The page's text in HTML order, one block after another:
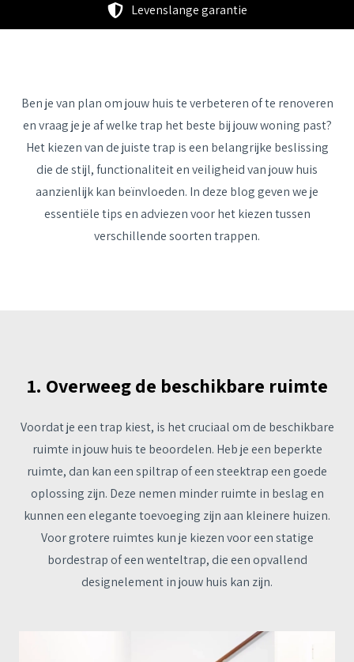
Levenslange garantie
Ben je van plan om jouw huis te verbeteren of te renoveren
en vraag je je af welke trap het beste bij jouw woning past?
Het kiezen van de juiste trap is een belangrijke beslissing
die de stijl, functionaliteit en veiligheid van jouw huis
aanzienlijk kan beïnvloeden. In deze blog geven we je
essentiële tips en adviezen voor het kiezen tussen
verschillende soorten trappen.
1. Overweeg de beschikbare ruimte
Voordat je een trap kiest, is het cruciaal om de beschikbare
ruimte in jouw huis te beoordelen. Heb je een beperkte
ruimte, dan kan een spiltrap of een steektrap een goede
oplossing zijn. Deze nemen minder ruimte in beslag en
kunnen een elegante toevoeging zijn aan kleinere huizen.
Voor grotere ruimtes kun je kiezen voor een statige
bordestrap of een wenteltrap, die een opvallend
designelement in jouw huis kan zijn.